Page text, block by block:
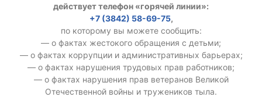
действует телефон «горячей линии»:
+7 (3842) 58-69-75,
по которому вы можете сообщить:
— о фактах жестокого обращения с детьми;
— о фактах коррупции и административных барьерах;
— о фактах нарушения трудовых прав работников;
— о фактах нарушения прав ветеранов Великой
Отечественной войны и тружеников тыла.